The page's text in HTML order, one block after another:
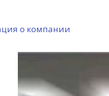
о компании